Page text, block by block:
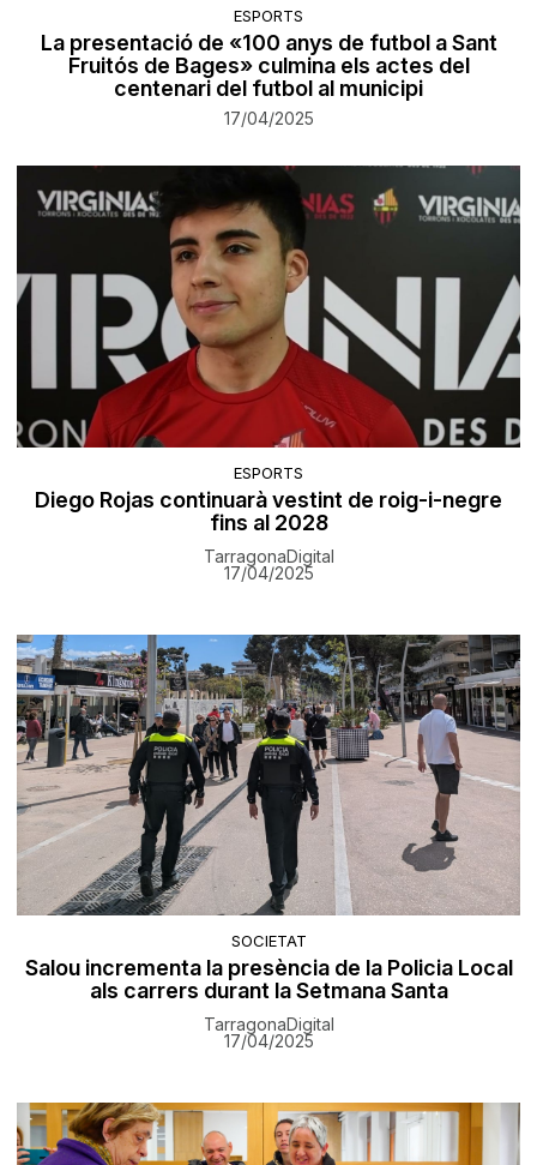
ESPORTS
La presentació de «100 anys de futbol a Sant
Fruitós de Bages» culmina els actes del
centenari del futbol al municipi
17/04/2025
ESPORTS
Diego Rojas continuarà vestint de roig-i-negre
fins al 2028
TarragonaDigital
17/04/2025
SOCIETAT
Salou incrementa la presència de la Policia Local
als carrers durant la Setmana Santa
TarragonaDigital
17/04/2025